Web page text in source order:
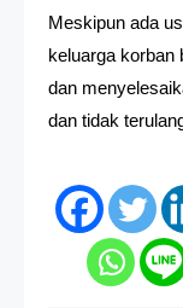
Meskipun ada
keluarga korban
dan
dan tidak